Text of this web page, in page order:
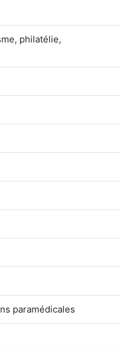
philatélie,
paramédicales